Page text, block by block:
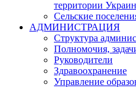
территории
Сельские
АДМИНИСТРАЦИЯ
Структура
Полномочия,
Руководители
Здравоохранение
Управление